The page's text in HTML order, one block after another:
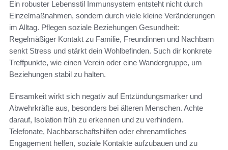
Ein robuster Lebensstil Immunsystem entsteht nicht durch
Einzelmaßnahmen, sondern durch viele kleine Veränderungen
im Alltag. Pflegen soziale Beziehungen Gesundheit:
Regelmäßiger Kontakt zu Familie, Freundinnen und Nachbarn
senkt Stress und stärkt dein Wohlbefinden. Such dir konkrete
Treffpunkte, wie einen Verein oder eine Wandergruppe, um
Beziehungen stabil zu halten.
Einsamkeit wirkt sich negativ auf Entzündungsmarker und
Abwehrkräfte aus, besonders bei älteren Menschen. Achte
darauf, Isolation früh zu erkennen und zu verhindern.
Telefonate, Nachbarschaftshilfen oder ehrenamtliches
Engagement helfen, soziale Kontakte aufzubauen und zu